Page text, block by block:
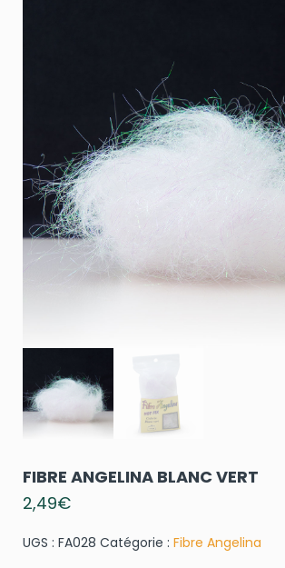
FIBRE ANGELINA BLANC VERT
2,49€
UGS : FA028 Catégorie : Fibre Angelina